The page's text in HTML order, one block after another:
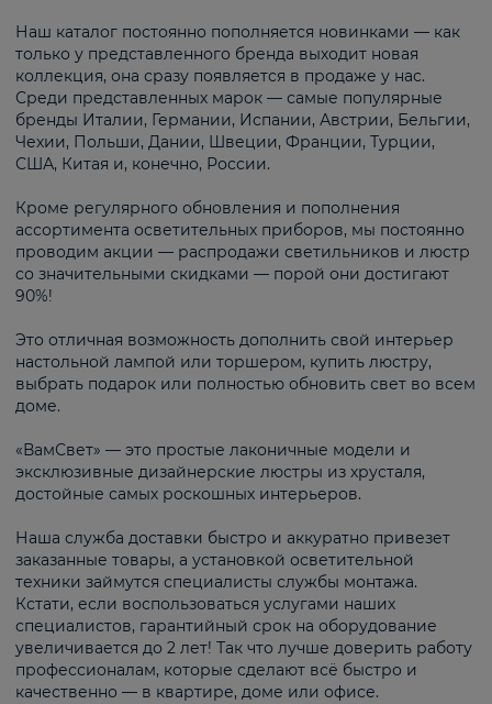
Наш каталог постоянно пополняется новинками — как
только у представленного бренда выходит новая
коллекция, она сразу появляется в продаже у нас.
Среди представленных марок — самые популярные
бренды Италии, Германии, Испании, Австрии, Бельгии,
Чехии, Польши, Дании, Швеции, Франции, Турции,
США, Китая и, конечно, России.
Кроме регулярного обновления и пополнения
ассортимента осветительных приборов, мы постоянно
проводим акции — распродажи светильников и люстр
со значительными скидками — порой они достигают
90%!
Это отличная возможность дополнить свой интерьер
настольной лампой или торшером, купить люстру,
выбрать подарок или полностью обновить свет во всем
доме.
«ВамСвет» — это простые лаконичные модели и
эксклюзивные дизайнерские люстры из хрусталя,
достойные самых роскошных интерьеров.
Наша служба доставки быстро и аккуратно привезет
заказанные товары, а установкой осветительной
техники займутся специалисты службы монтажа.
Кстати, если воспользоваться услугами наших
специалистов, гарантийный срок на оборудование
увеличивается до 2 лет! Так что лучше доверить работу
профессионалам, которые сделают всё быстро и
качественно — в квартире, доме или офисе.